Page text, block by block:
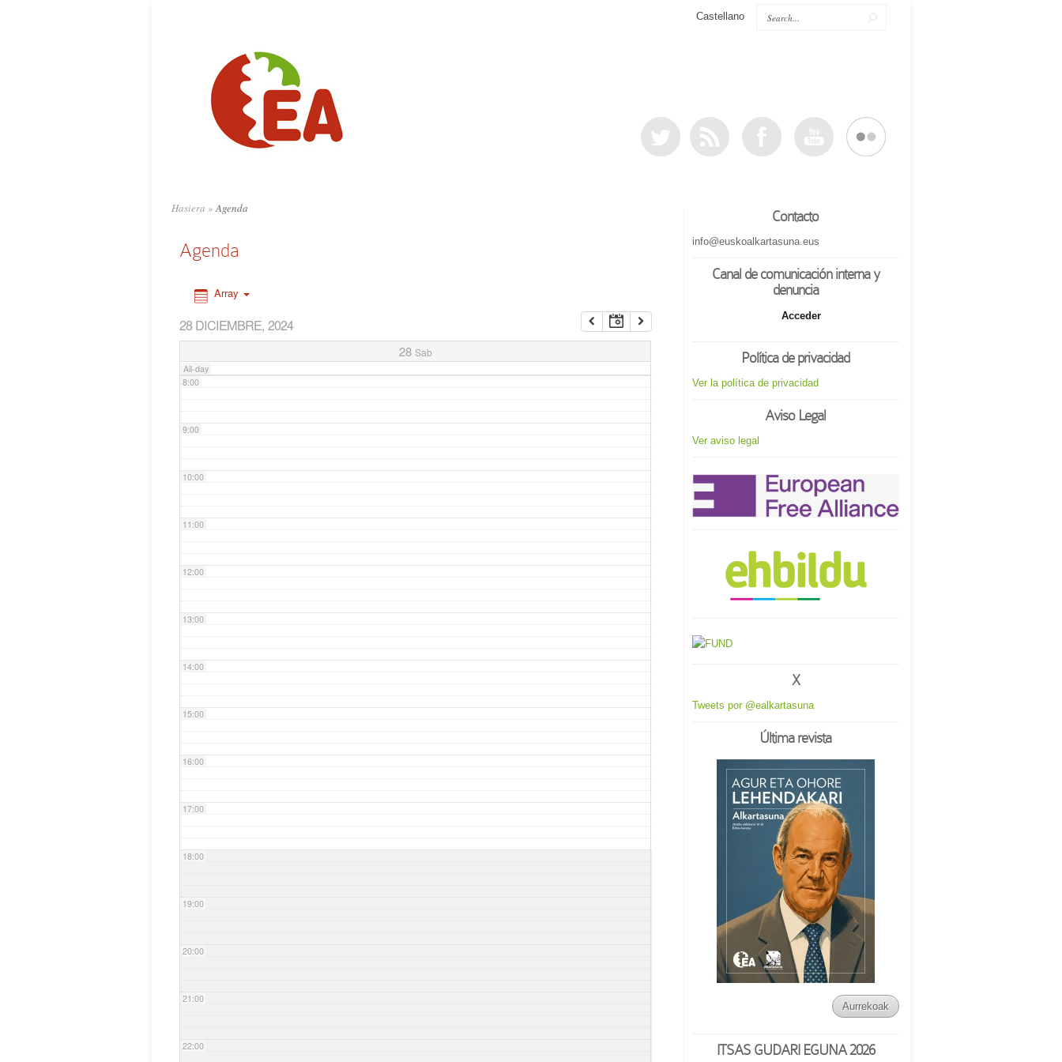
Castellano
Hasiera »Agenda
Agenda
Array
28 DICIEMBRE, 2024
28 Sab
All-day
6:00
8:00
9:00
10:00
11:00
12:00
13:00
14:00
15:00
16:00
17:00
18:00
19:00
20:00
21:00
22:00
Contacto
info@euskoalkartasuna.eus
Canal de comunicación interna y
denuncia
Acceder
Política de privacidad
Ver la política de privacidad
Aviso Legal
Ver aviso legal
X
Tweets por @ealkartasuna
Última revista
Aurrekoak
ITSAS GUDARI EGUNA 2026